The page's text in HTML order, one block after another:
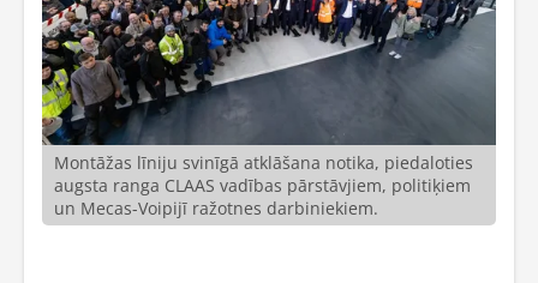
Montāžas līniju svinīgā atklāšana notika, piedaloties
augsta ranga CLAAS vadības pārstāvjiem, politiķiem
un Mecas-Voipijī ražotnes darbiniekiem.